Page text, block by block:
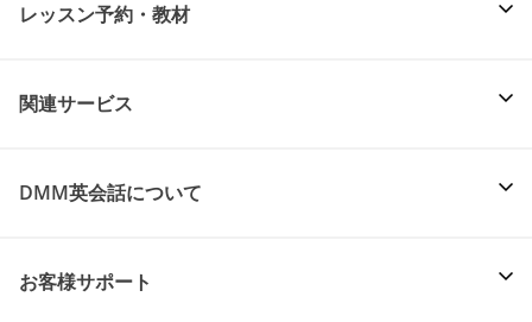
レッスン予約・教材
関連サービス
DMM英会話について
お客様サポート